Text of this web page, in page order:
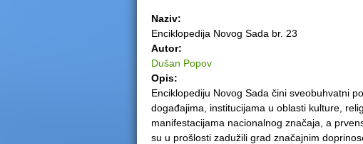
e
h
e
r
Naziv:
Enciklopedija Novog Sada br. 23
Autor:
Dušan Popov
Opis:
Enciklopediju Novog Sada čini sveobuhvatni
događajima, institucijama u oblasti kulture,
manifestacijama nacionalnog značaja, a
su u prošlosti zadužili grad značajnim